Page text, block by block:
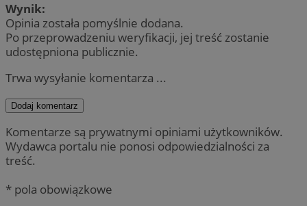
Wynik:
Opinia została pomyślnie dodana.
Po przeprowadzeniu weryfikacji, jej treść zostanie
udostępniona publicznie.
Trwa wysyłanie komentarza ...
Dodaj komentarz
Komentarze są prywatnymi opiniami użytkowników.
Wydawca portalu nie ponosi odpowiedzialności za
treść.
* pola obowiązkowe